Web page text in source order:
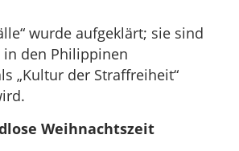
wurde aufgeklärt; sie sind
in den Philippinen
„Kultur der Straffreiheit“
Weihnachtszeit